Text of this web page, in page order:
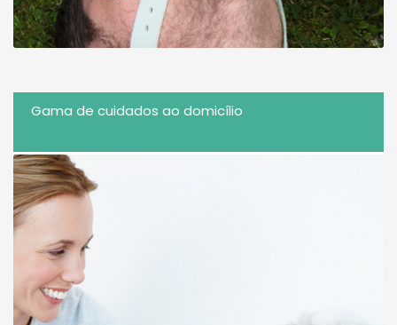
Gama de cuidados ao domicílio